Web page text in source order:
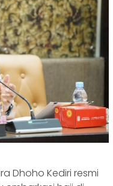
Dhoho Kediri resmi